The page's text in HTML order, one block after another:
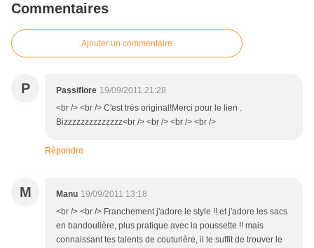
Commentaires
Ajouter un commentaire
P Passiflore 19/09/2011 21:28
<br /> <br /> C'est très original!Merci pour le lien .
Bizzzzzzzzzzzzzz<br /> <br /> <br /> <br />
Répondre
M Manu 19/09/2011 13:18
<br /> <br /> Franchement j'adore le style !! et j'adore les sacs
en bandoulière, plus pratique avec la poussette !! mais
connaissant tes talents de couturière, il te suffit de trouver le